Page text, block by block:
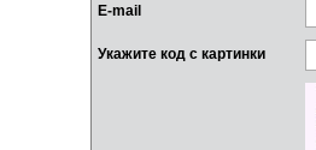
E-mail
Укажите код с картинки